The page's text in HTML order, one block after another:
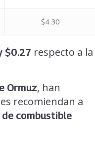
$4.30
$0.27 respecto a la
Ormuz, han
recomiendan a
combustible